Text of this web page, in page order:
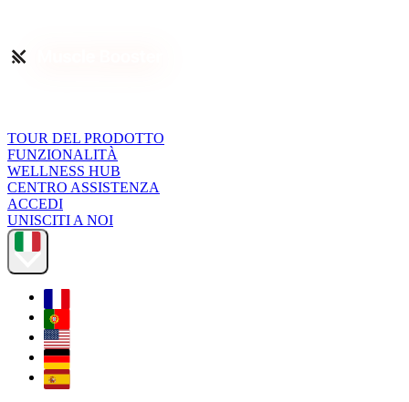
TOUR DEL PRODOTTO
FUNZIONALITÀ
WELLNESS HUB
CENTRO ASSISTENZA
ACCEDI
UNISCITI A NOI